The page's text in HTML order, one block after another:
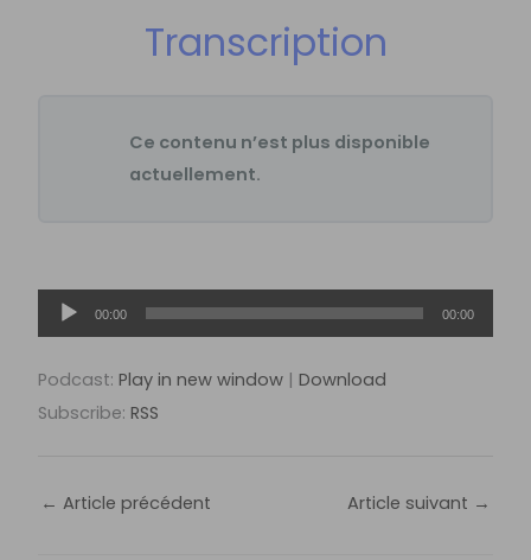
Transcription
Ce contenu n’est plus disponible
actuellement.
Lecteur
audio
00:00 00:00
Podcast:Play in new window |Download
Subscribe:RSS
← Article précédent Article suivant →